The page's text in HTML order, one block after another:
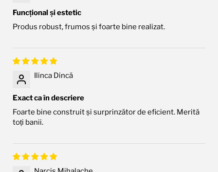
Funcțional și estetic
Produs robust, frumos și foarte bine realizat.
Ilinca Dincă
Exact ca în descriere
Foarte bine construit și surprinzător de eficient. Merită
toți banii.